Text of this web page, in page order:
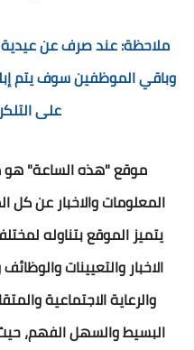
ملاحظة: عند صرف عن عيدية
وباقي الموظفين سوف يتم
على
موقع "هذه الساعة"
المعلومات والاخبار عن
يتميز الموقع بتناوله
الاخبار والتعيينات
والرعاية الاجتماعية
البسيط والسهل الفهم،